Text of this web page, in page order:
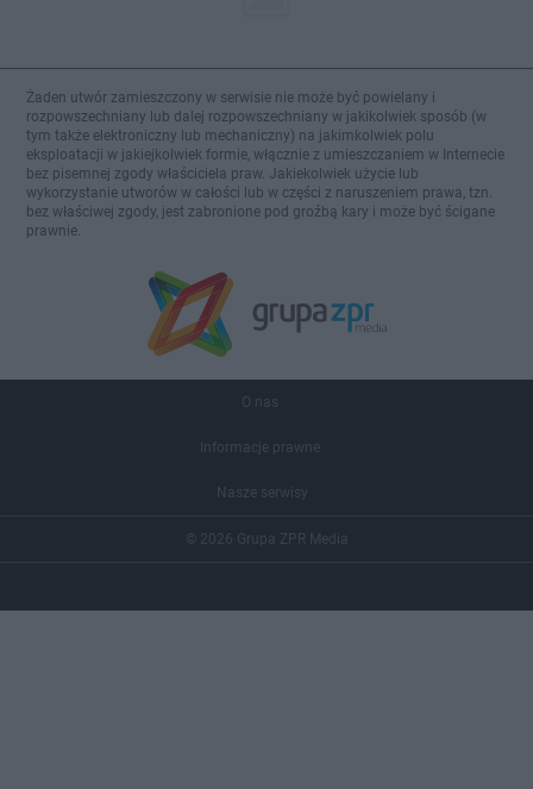
Żaden utwór zamieszczony w serwisie nie może być powielany i
rozpowszechniany lub dalej rozpowszechniany w jakikolwiek sposób (w
tym także elektroniczny lub mechaniczny) na jakimkolwiek polu
eksploatacji w jakiejkolwiek formie, włącznie z umieszczaniem w Internecie
bez pisemnej zgody właściciela praw. Jakiekolwiek użycie lub
wykorzystanie utworów w całości lub w części z naruszeniem prawa, tzn.
bez właściwej zgody, jest zabronione pod groźbą kary i może być ścigane
prawnie.
O nas
Informacje prawne
Nasze serwisy
© 2026 Grupa ZPR Media